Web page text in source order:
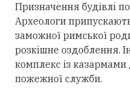
Призначення будівлі
Археологи
заможної римської
розкішне оздоблення.
комплекс із казармами
пожежної служби.